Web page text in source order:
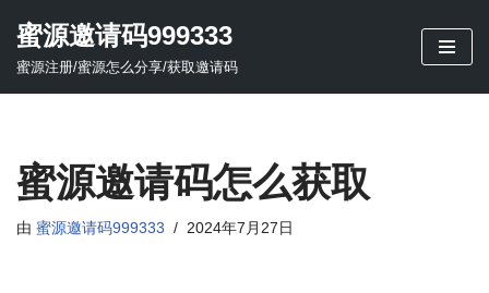
跳
蜜源邀请码999333
蜜源注册/蜜源怎么分享/获取邀请码
蜜源邀请码怎么获取
由 蜜源邀请码999333 2024年7月27日